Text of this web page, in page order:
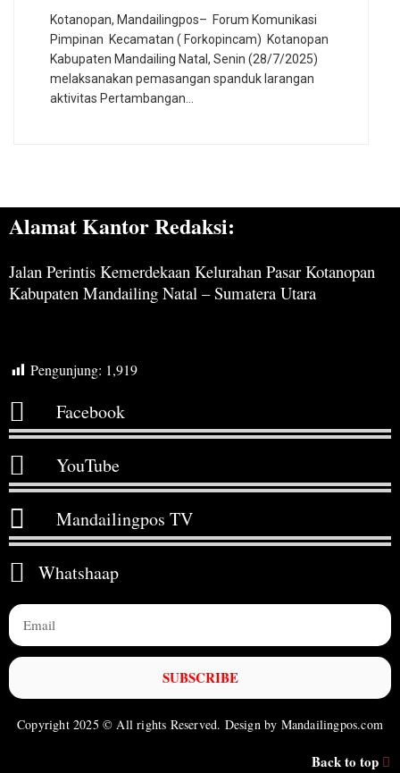
Kotanopan, Mandailingpos– Forum Komunikasi
Pimpinan Kecamatan ( Forkopincam) Kotanopan
Kabupaten Mandailing Natal, Senin (28/7/2025)
melaksanakan pemasangan spanduk larangan
aktivitas Pertambangan…
Alamat Kantor Redaksi:
Jalan Perintis Kemerdekaan Kelurahan Pasar Kotanopan
Kabupaten Mandailing Natal – Sumatera Utara
Pengunjung: 1,919
Facebook
YouTube
Mandailingpos TV
Whatshaap
SUBSCRIBE
Copyright 2025 © All rights Reserved. Design by Mandailingpos.com
Back to top